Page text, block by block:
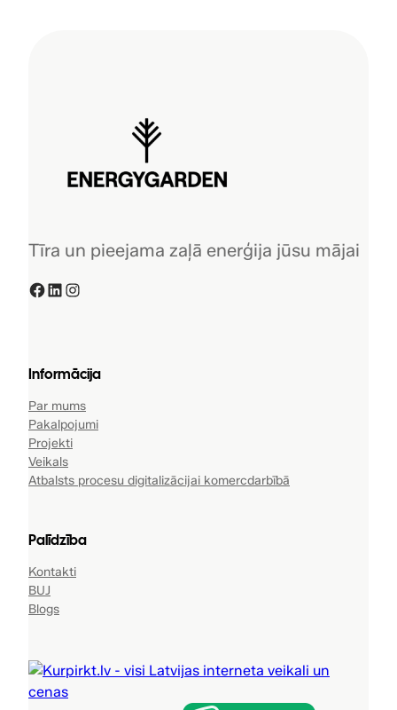
Tīra un pieejama zaļā enerģija jūsu mājai
Facebook LinkedIn Instagram
Informācija
Par mums
Pakalpojumi
Projekti
Veikals
Atbalsts procesu digitalizācijai komercdarbībā
Palīdzība
Kontakti
BUJ
Blogs